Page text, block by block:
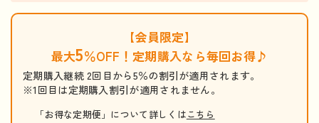
【会員限定】
最大5％OFF！定期購入なら毎回お得♪
定期購入継続 2回目から5％の割引が適用されます。
※1回目は定期購入割引が適用されません。
「お得な定期便」について詳しくはこちら